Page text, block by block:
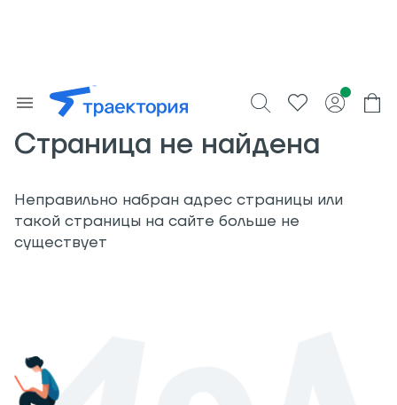
Страница не найдена
Неправильно набран адрес страницы или
такой страницы на сайте больше не
существует